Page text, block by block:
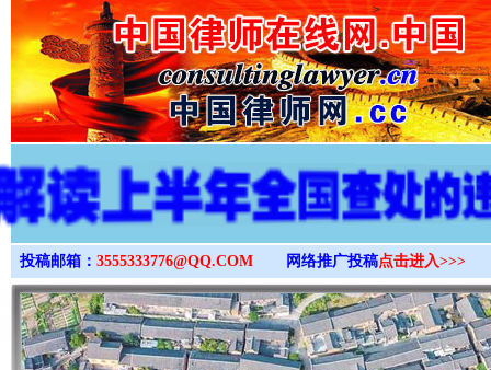
>
投稿邮箱： 3555333776@QQ.COM 网络推广投稿点击进入>>>